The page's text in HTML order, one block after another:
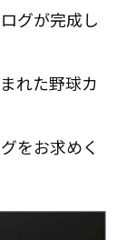
グが完成し
れた野球カ
をお求めく